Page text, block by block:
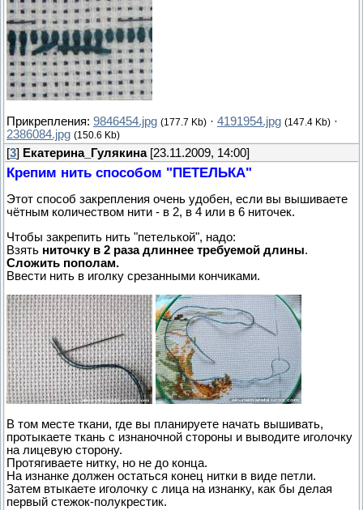
Прикрепления: 9846454.jpg (177.7 Kb) · 4191954.jpg (147.4 Kb) ·
2386084.jpg (150.6 Kb)
[3] Екатерина_Гулякина[23.11.2009, 14:00]
Крепим нить способом "ПЕТЕЛЬКА"
Этот способ закрепления очень удобен, если вы вышиваете
чётным количеством нити - в 2, в 4 или в 6 ниточек.
Чтобы закрепить нить "петелькой", надо:
Взять ниточку в 2 раза длиннее требуемой длины.
Сложить пополам.
Ввести нить в иголку срезанными кончиками.
В том месте ткани, где вы планируете начать вышивать,
протыкаете ткань с изнаночной стороны и выводите иголочку
на лицевую сторону.
Протягиваете нитку, но не до конца.
На изнанке должен остаться конец нитки в виде петли.
Затем втыкаете иголочку с лица на изнанку, как бы делая
первый стежок-полукрестик.